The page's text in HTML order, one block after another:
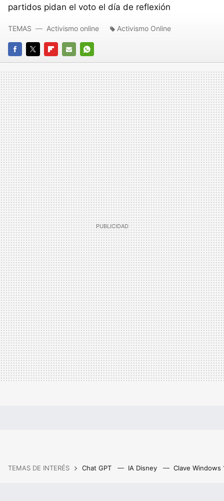
partidos pidan el voto el día de reflexión
FACEBOOK
TWITTERFLIPBOARD
E-
MAIL
WHATSAPP
TEMAS Activismo online Activismo Online
TEMAS DE INTERÉS Chat GPT IA Disney Clave Windows